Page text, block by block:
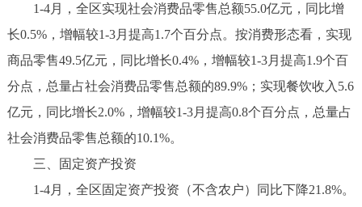
1-4月，全区实现社会消费品零售总额55.0亿元，同比增
长0.5%，增幅较1-3月提高1.7个百分点。按消费形态看，实现
商品零售49.5亿元，同比增长0.4%，增幅较1-3月提高1.9个百
分点，总量占社会消费品零售总额的89.9%；实现餐饮收入5.6
亿元，同比增长2.0%，增幅较1-3月提高0.8个百分点，总量占
社会消费品零售总额的10.1%。
三、固定资产投资
1-4月，全区固定资产投资（不含农户）同比下降21.8%。